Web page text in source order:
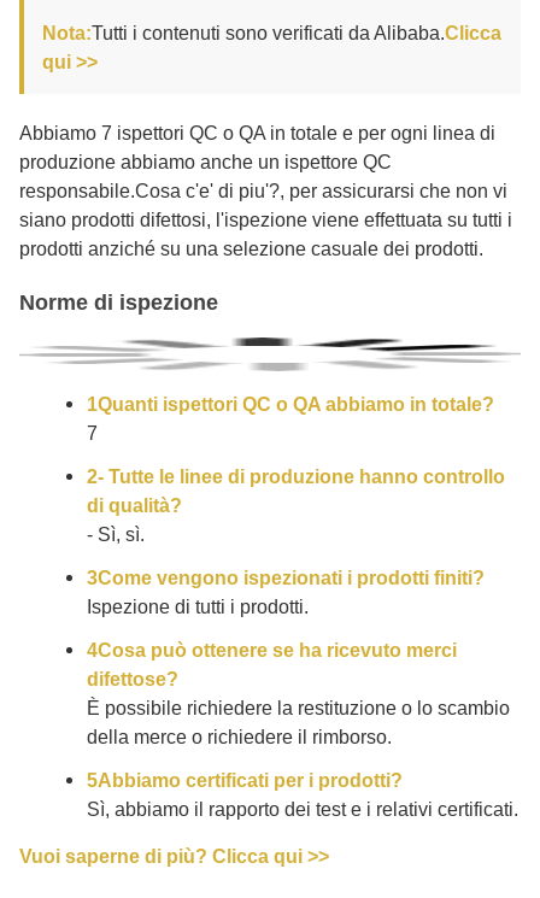
Nota:Tutti i contenuti sono verificati da Alibaba.Clicca
qui >>
Abbiamo 7 ispettori QC o QA in totale e per ogni linea di
produzione abbiamo anche un ispettore QC
responsabile.Cosa c'e' di piu'?, per assicurarsi che non vi
siano prodotti difettosi, l'ispezione viene effettuata su tutti i
prodotti anziché su una selezione casuale dei prodotti.
Norme di ispezione
1Quanti ispettori QC o QA abbiamo in totale?
7
2- Tutte le linee di produzione hanno controllo
di qualità?
- Sì, sì.
3Come vengono ispezionati i prodotti finiti?
Ispezione di tutti i prodotti.
4Cosa può ottenere se ha ricevuto merci
difettose?
È possibile richiedere la restituzione o lo scambio
della merce o richiedere il rimborso.
5Abbiamo certificati per i prodotti?
Sì, abbiamo il rapporto dei test e i relativi certificati.
Vuoi saperne di più? Clicca qui >>